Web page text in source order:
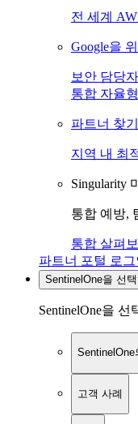
전 세계
Google을
보안 담당
통합 자율
파트너 찾기
지역 내 최
Singularity
통합 예방,
통합 살펴보
파트너 포털 로그
SentinelOne을 선
SentinelOne을 선
SentinelOne
고객 사례